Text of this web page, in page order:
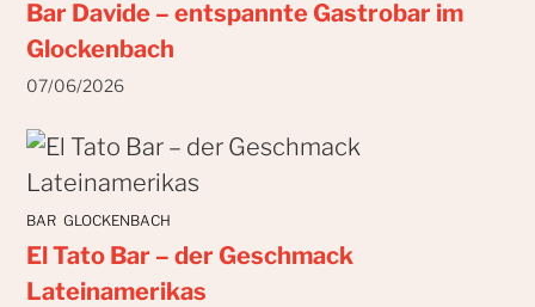
Bar Davide – entspannte Gastrobar im
Glockenbach
07/06/2026
BAR GLOCKENBACH
El Tato Bar – der Geschmack
Lateinamerikas